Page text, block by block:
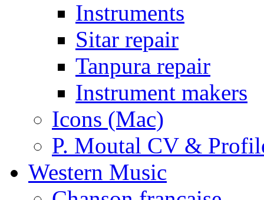
Instruments
Sitar repair
Tanpura repair
Instrument makers
Icons (Mac)
P. Moutal CV &
Western Music